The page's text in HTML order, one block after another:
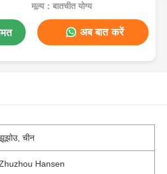
मूल्य：बातचीत योग्य
अब बात करें
चीन
Hansen